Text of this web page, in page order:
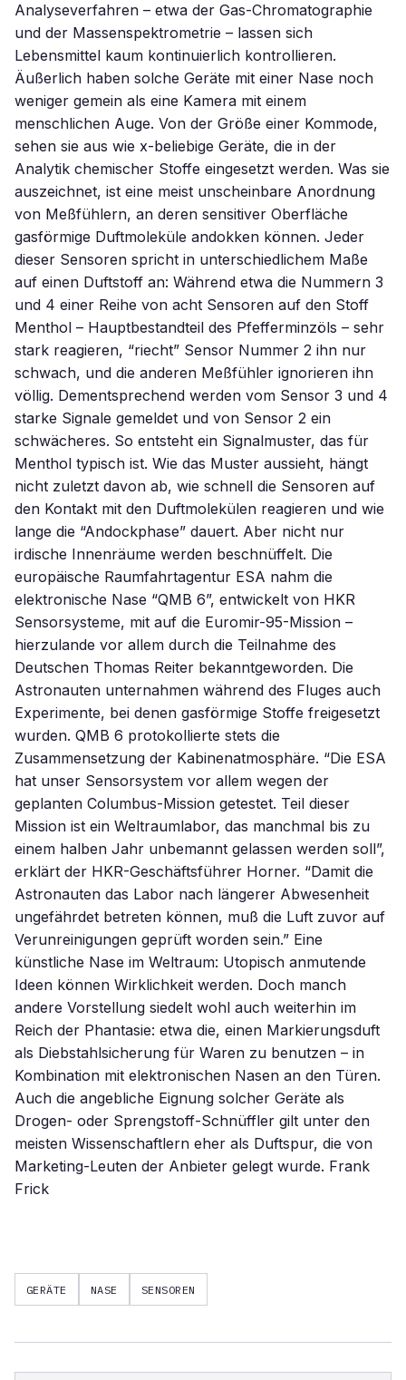
Analyseverfahren – etwa der Gas-Chromatographie
und der Massenspektrometrie – lassen sich
Lebensmittel kaum kontinuierlich kontrollieren.
Äußerlich haben solche Geräte mit einer Nase noch
weniger gemein als eine Kamera mit einem
menschlichen Auge. Von der Größe einer Kommode,
sehen sie aus wie x-beliebige Geräte, die in der
Analytik chemischer Stoffe eingesetzt werden. Was sie
auszeichnet, ist eine meist unscheinbare Anordnung
von Meßfühlern, an deren sensitiver Oberfläche
gasförmige Duftmoleküle andokken können. Jeder
dieser Sensoren spricht in unterschiedlichem Maße
auf einen Duftstoff an: Während etwa die Nummern 3
und 4 einer Reihe von acht Sensoren auf den Stoff
Menthol – Hauptbestandteil des Pfefferminzöls – sehr
stark reagieren, “riecht” Sensor Nummer 2 ihn nur
schwach, und die anderen Meßfühler ignorieren ihn
völlig. Dementsprechend werden vom Sensor 3 und 4
starke Signale gemeldet und von Sensor 2 ein
schwächeres. So entsteht ein Signalmuster, das für
Menthol typisch ist. Wie das Muster aussieht, hängt
nicht zuletzt davon ab, wie schnell die Sensoren auf
den Kontakt mit den Duftmolekülen reagieren und wie
lange die “Andockphase” dauert. Aber nicht nur
irdische Innenräume werden beschnüffelt. Die
europäische Raumfahrtagentur ESA nahm die
elektronische Nase “QMB 6”, entwickelt von HKR
Sensorsysteme, mit auf die Euromir-95-Mission –
hierzulande vor allem durch die Teilnahme des
Deutschen Thomas Reiter bekanntgeworden. Die
Astronauten unternahmen während des Fluges auch
Experimente, bei denen gasförmige Stoffe freigesetzt
wurden. QMB 6 protokollierte stets die
Zusammensetzung der Kabinenatmosphäre. “Die ESA
hat unser Sensorsystem vor allem wegen der
geplanten Columbus-Mission getestet. Teil dieser
Mission ist ein Weltraumlabor, das manchmal bis zu
einem halben Jahr unbemannt gelassen werden soll”,
erklärt der HKR-Geschäftsführer Horner. “Damit die
Astronauten das Labor nach längerer Abwesenheit
ungefährdet betreten können, muß die Luft zuvor auf
Verunreinigungen geprüft worden sein.” Eine
künstliche Nase im Weltraum: Utopisch anmutende
Ideen können Wirklichkeit werden. Doch manch
andere Vorstellung siedelt wohl auch weiterhin im
Reich der Phantasie: etwa die, einen Markierungsduft
als Diebstahlsicherung für Waren zu benutzen – in
Kombination mit elektronischen Nasen an den Türen.
Auch die angebliche Eignung solcher Geräte als
Drogen- oder Sprengstoff-Schnüffler gilt unter den
meisten Wissenschaftlern eher als Duftspur, die von
Marketing-Leuten der Anbieter gelegt wurde. Frank
Frick
GERÄTE NASE SENSOREN